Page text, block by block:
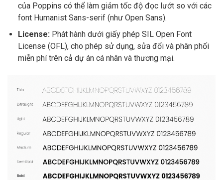
của Poppins có thể làm giảm tốc độ đọc lướt so với các
font Humanist Sans-serif (như Open Sans).
License:Phát hành dưới giấy phép SIL Open Font
License (OFL), cho phép sử dụng, sửa đổi và phân phối
miễn phí trên cả dự án cá nhân và thương mại.